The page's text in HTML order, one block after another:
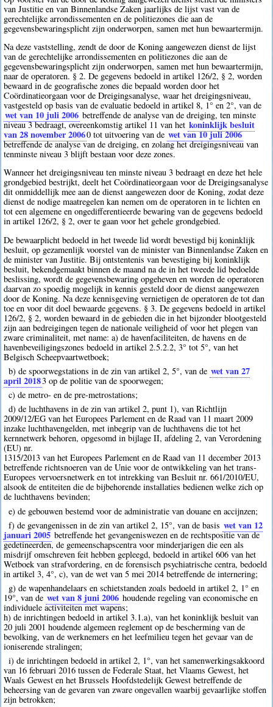
van Justitie en van Binnenlandse Zaken jaarlijks de lijst vast van de
gerechtelijke arrondissementen en de politiezones die aan de
gegevensbewaringsplicht zijn onderworpen, samen met hun bewaartermijn.
Na deze vaststelling, zendt de door de Koning aangewezen dienst de lijst
van de gerechtelijke arrondissementen en politiezones die aan de
gegevensbewaringsplicht zijn onderworpen, samen met hun bewaartermijn,
naar de operatoren. § 2. De gegevens bedoeld in artikel 126/2, § 2, worden
bewaard in de geografische zones die bepaald worden door het
Coördinatieorgaan voor de Dreigingsanalyse, waar het dreigingsniveau,
vastgesteld op basis van de evaluatie bedoeld in artikel 8, 1° en 2°, van de
wet van 10 juli 2006 betreffende de analyse van de dreiging, ten minste
niveau 3 bedraagt, overeenkomstig artikel 11 van het koninklijk besluit
van 28 november 20060 tot uitvoering van de wet van 10 juli 2006
betreffende de analyse van de dreiging, en zolang het dreigingsniveau van
tenminste niveau 3 blijft bestaan voor deze zones.
Wanneer het dreigingsniveau ten minste niveau 3 bedraagt en deze het hele
grondgebied bestrijkt, deelt het Coördinatieorgaan voor de Dreigingsanalyse
dit onmiddellijk mee aan de dienst aangewezen door de Koning, zodat deze
dienst de nodige maatregelen kan nemen om de operatoren in te lichten en
tot een algemene en ongedifferentieerde bewaring van de gegevens bedoeld
in artikel 126/2, § 2, over te gaan voor het gehele grondgebied.
De bewaarplicht bedoeld in het tweede lid wordt bevestigd bij koninklijk
besluit, op gezamenlijk voorstel van de minister van Binnenlandse Zaken en
de minister van Justitie. Bij ontstentenis van bevestiging bij koninklijk
besluit, bekendgemaakt binnen de maand na de in het tweede lid bedoelde
beslissing, wordt de gegevensbewaring opgeheven en worden de operatoren
daarvan zo spoedig mogelijk in kennis gesteld door de dienst aangewezen
door de Koning. Na deze kennisgeving vernietigen de operatoren de tot dan
toe en voor dit doel bewaarde gegevens. § 3. De gegevens bedoeld in artikel
126/2, § 2, worden bewaard in de gebieden die in het bijzonder blootgesteld
zijn aan bedreigingen tegen de nationale veiligheid of voor het plegen van
zware criminaliteit, met name: a) de havenfaciliteiten, de havens en de
havenbeveiligingszones bedoeld in artikel 2.5.2.2, 3° tot 5°, van het
Belgisch Scheepvaartwetboek;
b) de spoorwegstations in de zin van artikel 2, 5°, van de wet van 27
april 20183 op de politie van de spoorwegen;
c) de metro- en de pre-metrostations;
d) de luchthavens in de zin van artikel 2, punt 1), van Richtlijn
2009/12/EG van het Europees Parlement en de Raad van 11 maart 2009
inzake luchthavengelden, met inbegrip van de luchthavens die tot het
kernnetwerk behoren, opgesomd in bijlage II, afdeling 2, van Verordening
(EU) nr.
1315/2013 van het Europees Parlement en de Raad van 11 december 2013
betreffende richtsnoeren van de Unie voor de ontwikkeling van het trans-
Europees vervoersnetwerk en tot intrekking van Besluit nr. 661/2010/EU,
alsook de entiteiten die de bijbehorende installaties bedienen welke zich op
de luchthavens bevinden;
e) de gebouwen bestemd voor de administratie van douane en accijnzen;
f) de gevangenissen in de zin van artikel 2, 15°, van de basis wet van 12
januari 2005 betreffende het gevangeniswezen en de rechtspositie van de
gedetineerden, de gemeenschapscentra voor minderjarigen die een als
misdrijf omschreven feit hebben gepleegd, bedoeld in artikel 606 van het
Wetboek van strafvordering, en de forensisch psychiatrische centra, bedoeld
in artikel 3, 4°, c), van de wet van 5 mei 2014 betreffende de internering;
g) de wapenhandelaars en schietstanden zoals bedoeld in artikel 2, 1° en
19°, van de wet van 8 juni 2006 houdende regeling van economische en
individuele activiteiten met wapens;
h) de inrichtingen bedoeld in artikel 3.1.a), van het koninklijk besluit van
20 juli 2001 houdende algemeen reglement op de bescherming van de
bevolking, van de werknemers en het leefmilieu tegen het gevaar van de
ioniserende stralingen;
i) de inrichtingen bedoeld in artikel 2, 1°, van het samenwerkingsakkoord
van 16 februari 2016 tussen de Federale Staat, het Vlaams Gewest, het
Waals Gewest en het Brussels Hoofdstedelijk Gewest betreffende de
beheersing van de gevaren van zware ongevallen waarbij gevaarlijke stoffen
zijn betrokken;